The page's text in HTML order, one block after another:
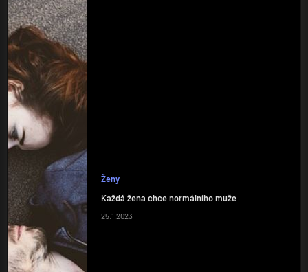
Ženy
Každá žena chce normálního muže
25.1.2023